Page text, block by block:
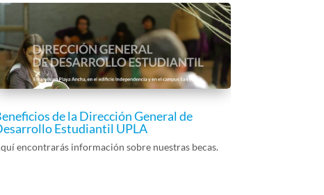
de la Dirección General de
Estudiantil UPLA
encontrarás información sobre nuestras becas.